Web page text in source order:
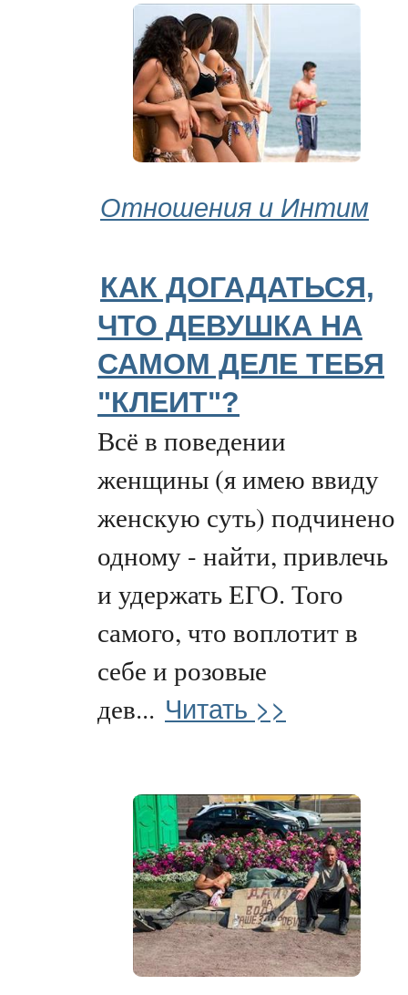
Отношения и Интим
КАК ДОГАДАТЬСЯ,
ЧТО ДЕВУШКА НА
САМОМ ДЕЛЕ ТЕБЯ
"КЛЕИТ"?
Всё в поведении
женщины (я имею ввиду
женскую суть) подчинено
одному - найти, привлечь
и удержать ЕГО. Того
самого, что воплотит в
себе и розовые
дев... Читать >>